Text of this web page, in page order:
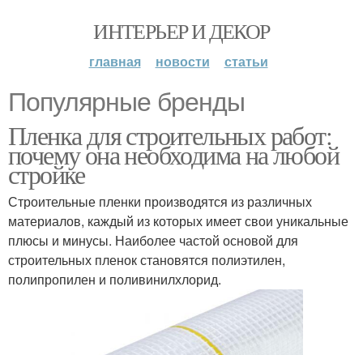
ИНТЕРЬЕР И ДЕКОР
главная новости статьи
Популярные бренды
Пленка для строительных работ:
почему она необходима на любой
стройке
Строительные пленки производятся из различных
материалов, каждый из которых имеет свои уникальные
плюсы и минусы. Наиболее частой основой для
строительных пленок становятся полиэтилен,
полипропилен и поливинилхлорид.